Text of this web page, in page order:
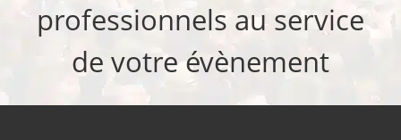
professionnels au service
de votre évènement